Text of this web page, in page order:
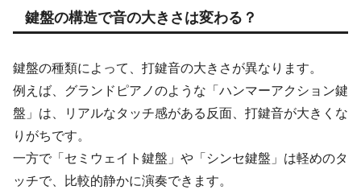
鍵盤の構造で音の大きさは変わる？
鍵盤の種類によって、打鍵音の大きさが異なります。
例えば、グランドピアノのような「ハンマーアクション鍵
盤」は、リアルなタッチ感がある反面、打鍵音が大きくな
りがちです。
一方で「セミウェイト鍵盤」や「シンセ鍵盤」は軽めのタ
ッチで、比較的静かに演奏できます。